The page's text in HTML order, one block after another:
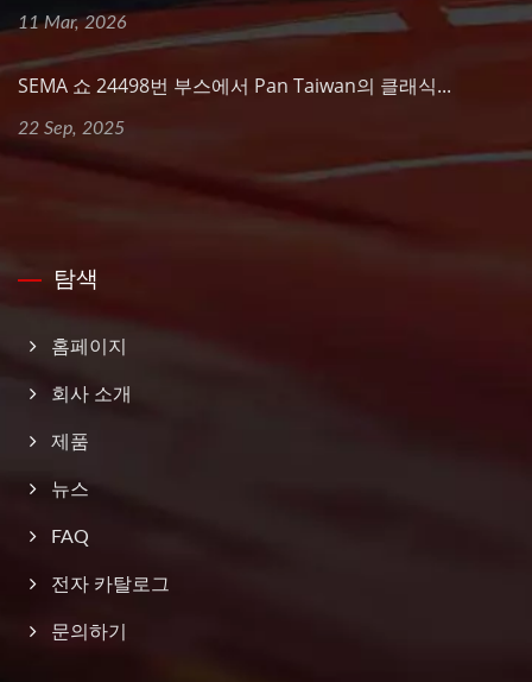
11 Mar, 2026
SEMA 쇼 24498번 부스에서 Pan Taiwan의 클래식...
22 Sep, 2025
탐색
홈페이지
회사 소개
제품
뉴스
FAQ
전자 카탈로그
문의하기